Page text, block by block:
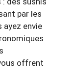
par les
envie
offrent